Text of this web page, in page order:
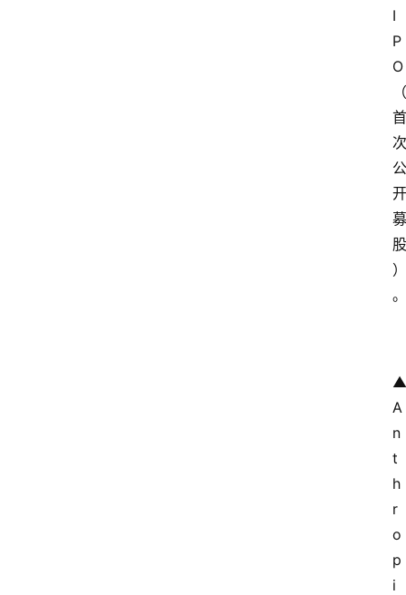
I
P
O
（
首
次
公
开
募
股
）
。
▲
A
n
t
h
r
o
p
i